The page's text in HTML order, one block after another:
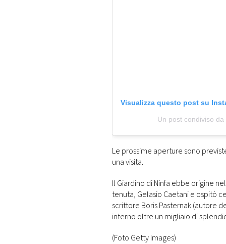
Visualizza questo post su
Un post condiviso
Le prossime aperture sono
una visita.
Il Giardino di Ninfa ebbe origine
tenuta, Gelasio Caetani e ospitò
scrittore Boris Pasternak (autore
interno oltre un migliaio di
(Foto Getty Images)